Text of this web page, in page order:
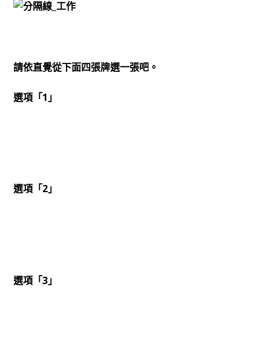
請依直覺從下面四張牌選一張吧。
選項「1」
選項「2」
選項「3」